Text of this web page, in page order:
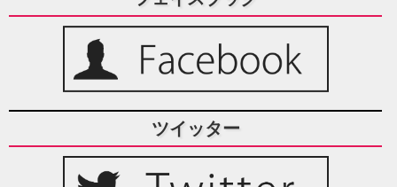
ツイッター